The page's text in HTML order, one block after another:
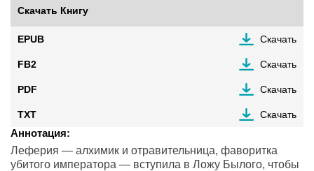
Скачать Книгу
EPUB Скачать
FB2 Скачать
PDF Скачать
TXT Скачать
Аннотация:
Леферия — алхимик и отравительница, фаворитка
убитого императора — вступила в Ложу Былого, чтобы